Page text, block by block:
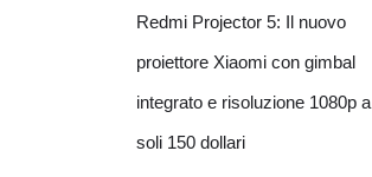
Redmi Projector 5: Il nuovo
proiettore Xiaomi con gimbal
integrato e risoluzione 1080p a
soli 150 dollari